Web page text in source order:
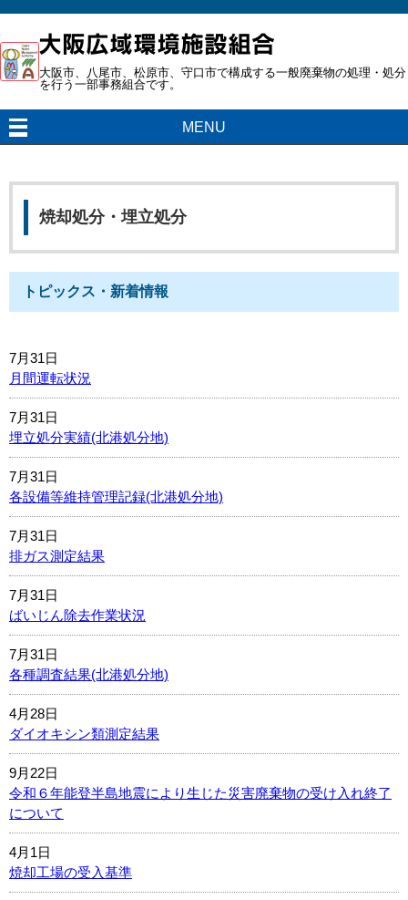
大阪市、八尾市、松原市、守口市で構成する一般廃棄物の処理・処分
を行う一部事務組合です。
MENU
焼却処分・埋立処分
トピックス・新着情報
7月31日
月間運転状況
7月31日
埋立処分実績(北港処分地)
7月31日
各設備等維持管理記録(北港処分地)
7月31日
排ガス測定結果
7月31日
ばいじん除去作業状況
7月31日
各種調査結果(北港処分地)
4月28日
ダイオキシン類測定結果
9月22日
令和６年能登半島地震により生じた災害廃棄物の受け入れ終了
について
4月1日
焼却工場の受入基準